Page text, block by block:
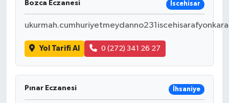
Bozca Eczanesi İscehisar
Yol Tarifi Al 0 (272) 341 26 27
Pınar Eczanesi İhsaniye